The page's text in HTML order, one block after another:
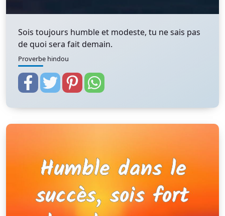
Sois toujours humble et modeste, tu ne sais pas
de quoi sera fait demain.
Proverbe hindou